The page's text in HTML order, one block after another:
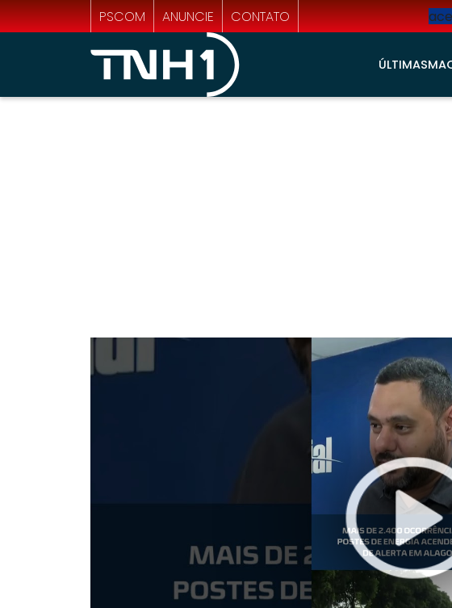
PSCOM ANUNCIE CONTATO
ÚLTIMAS